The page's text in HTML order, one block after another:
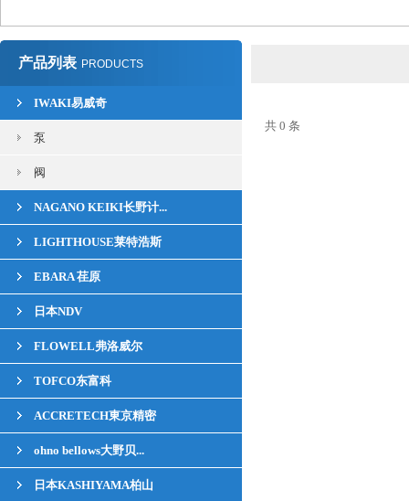
产品列表 PRODUCTS
IWAKI易威奇
泵
阀
NAGANO KEIKI长野计...
LIGHTHOUSE莱特浩斯
EBARA 荏原
日本NDV
FLOWELL弗洛威尔
TOFCO东富科
ACCRETECH東京精密
ohno bellows大野贝...
日本KASHIYAMA柏山
共 0 条